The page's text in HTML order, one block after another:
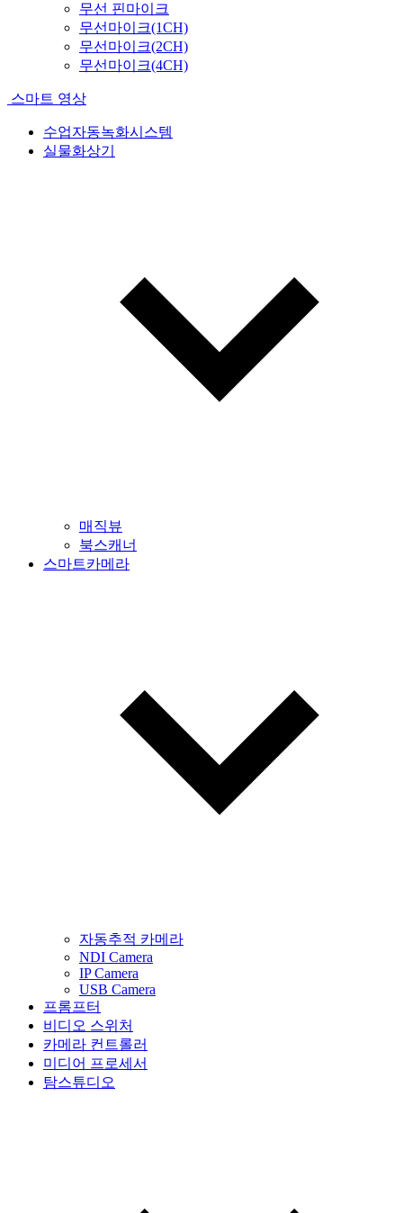
무선 핀마이크
무선마이크(1CH)
무선마이크(2CH)
무선마이크(4CH)
스마트 영상
수업자동녹화시스템
실물화상기
매직뷰
북스캐너
스마트카메라
자동추적 카메라
NDI Camera
IP Camera
USB Camera
프롬프터
비디오 스위처
카메라 컨트롤러
미디어 프로세서
탐스튜디오